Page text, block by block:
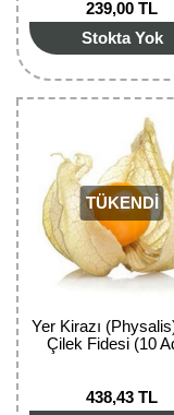
239,00 TL
Stokta Yok
TÜKENDİ
Yer Kirazı
Çilek Fidesi (10
438,43 TL
Bektaşi Üzümü
Böğürtlen Fidanı
Dut Fidanı
Elma Fidanı
Erik Fidanı
Fidan Anaçları ve
Fındık Fidanı
Nostaljik Güller
Peyzaj Gülleri
Sarmaşık(Çardak)
Ters Lale Soğanı
Yılbaşı Gülü Çiçeği